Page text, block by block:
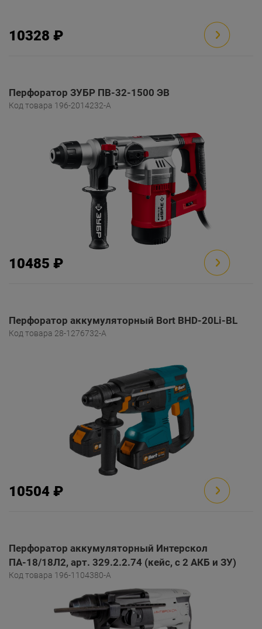
10328 ₽
Перфоратор ЗУБР ПВ-32-1500 ЭВ
Код товара 196-2014232-A
10485 ₽
Перфоратор аккумуляторный Bort BHD-20Li-BL
Код товара 28-1276732-A
10504 ₽
Перфоратор аккумуляторный Интерскол
ПА-18/18Л2, арт. 329.2.2.74 (кейс, с 2 АКБ и ЗУ)
Код товара 196-1104380-A